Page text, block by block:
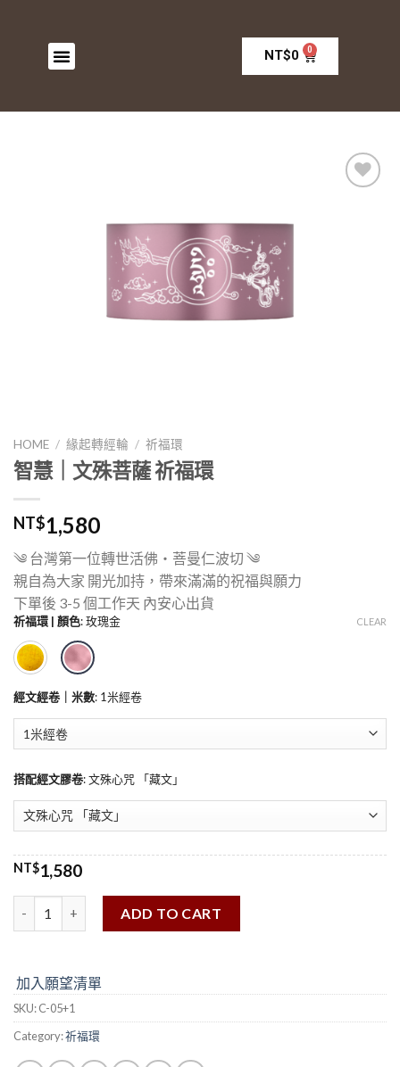
NT$0 0
HOME / 緣起轉經輪 / 祈福環
智慧｜文殊菩薩 祈福環
NT$1,580
༄ 台灣第一位轉世活佛・菩曼仁波切 ༄
親自為大家 開光加持，帶來滿滿的祝福與願力
下單後 3-5 個工作天 內安心出貨
祈福環 | 顏色:玫瑰金
經文經卷｜米數: 1米經卷
搭配經文膠卷:文殊心咒 「藏文」
CLEAR
NT$1,580
ADD TO CART
加入願望清單
SKU:C-05+1
Category:祈福環